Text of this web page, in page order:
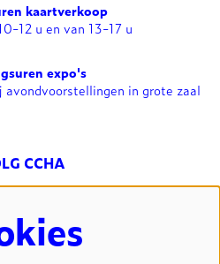
kaartverkoop
12 u en van 13-17 u
expo's
in grote zaal
CCHA